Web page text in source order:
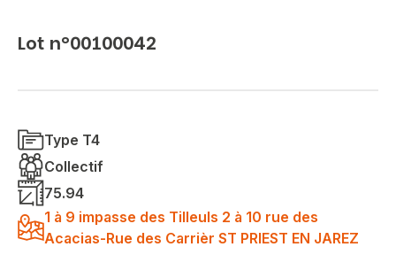
Lot n°00100042
Type T4
Collectif
75.94
1 à 9 impasse des Tilleuls 2 à 10 rue des
Acacias-Rue des Carrièr ST PRIEST EN JAREZ